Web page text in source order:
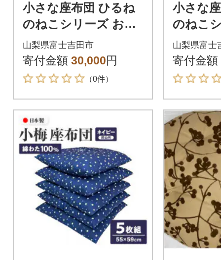
小さな座布団 ひるね
のねこシリーズ お庭
のねこ ブルー 茶席判
43x47cm 日本製
山梨県富士吉田市
寄付金額 30,000円
（0件）
小さな
のねこ
のねこ
判
山梨県富士
寄付金額